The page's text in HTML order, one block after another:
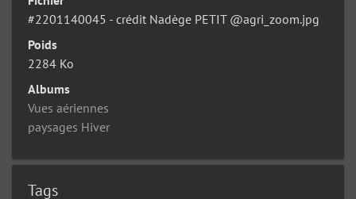
#2201140045 - crédit Nadège PETIT @agri_zoom.jpg
Poids
2284 Ko
Albums
Vues aériennes
paysages Hiver
Tags